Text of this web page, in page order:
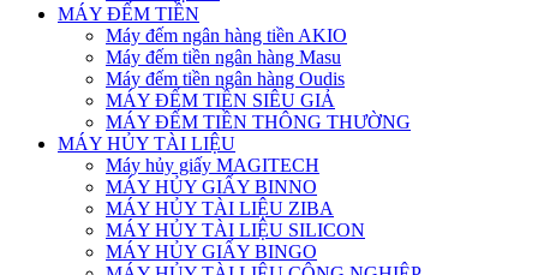
MÁY ĐẾM TIỀN
Máy đếm ngân hàng tiền AKIO
Máy đếm tiền ngân hàng Masu
Máy đếm tiền ngân hàng Oudis
MÁY ĐẾM TIỀN SIÊU GIẢ
MÁY ĐẾM TIỀN THÔNG THƯỜNG
MÁY HỦY TÀI LIỆU
Máy hủy giấy MAGITECH
MÁY HỦY GIẤY BINNO
MÁY HỦY TÀI LIỆU ZIBA
MÁY HỦY TÀI LIỆU SILICON
MÁY HỦY GIẤY BINGO